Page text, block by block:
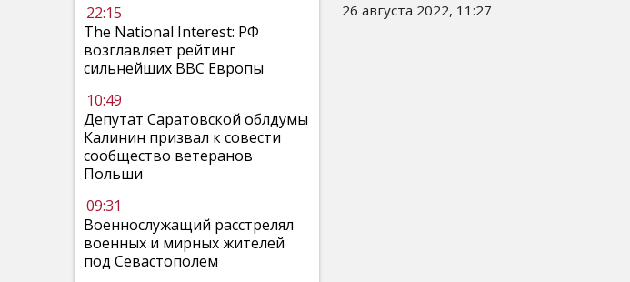
22:15
The National Interest: РФ
возглавляет рейтинг
сильнейших ВВС Европы
10:49
Депутат Саратовской облдумы
Калинин призвал к совести
сообщество ветеранов
Польши
09:31
Военнослужащий расстрелял
военных и мирных жителей
под Севастополем
26 августа 2022, 11:27